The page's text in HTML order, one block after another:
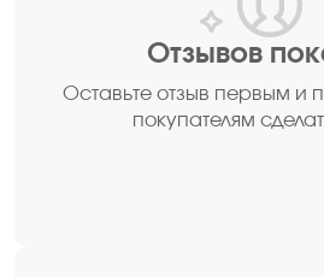
Отзывов
Оставьте отзыв первым и
покупателям